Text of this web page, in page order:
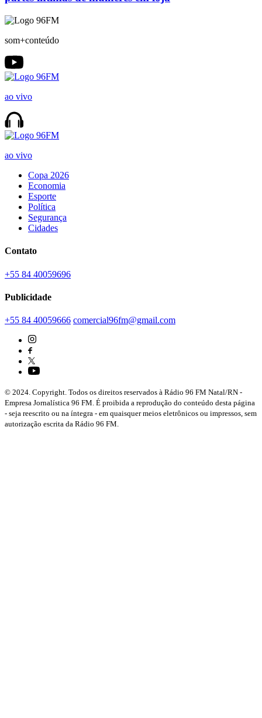
som+conteúdo
ao vivo
ao vivo
Copa 2026
Economia
Esporte
Política
Segurança
Cidades
Contato
+55 84 40059696
Publicidade
+55 84 40059666 comercial96fm@gmail.com
© 2024. Copyright. Todos os direitos reservados à Rádio 96 FM Natal/RN -
Empresa Jornalística 96 FM. É proibida a reprodução do conteúdo desta página
- seja reescrito ou na íntegra - em quaisquer meios eletrônicos ou impressos, sem
autorização escrita da Rádio 96 FM.